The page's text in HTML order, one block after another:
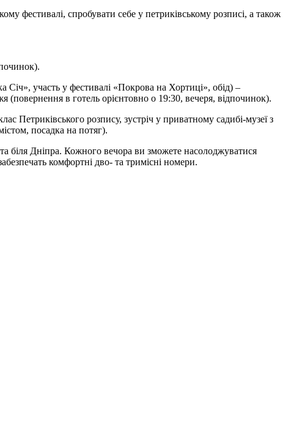
фестивалі, спробувати себе у петриківському розписі, а також
Січ», участь у фестивалі «Покрова на Хортиці», обід) –
(повернення в готель орієнтовно о 19:30, вечеря, відпочинок).
Петриківського розпису, зустріч у приватному садибі-музеї з
посадка на потяг).
біля Дніпра. Кожного вечора ви зможете насолоджуватися
комфортні дво- та тримісні номери.